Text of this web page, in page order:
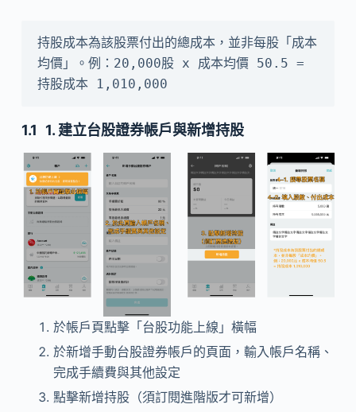
持股成本為該股票付出的總成本，並非每股「成本
均價」。例：20,000股 x 成本均價 50.5 =
持股成本 1,010,000
1. 建立台股證券帳戶與新增持股
於帳戶頁點擊「台股功能上線」橫幅
於新增手動台股證券帳戶的頁面，輸入帳戶名稱、
完成手續費與其他設定
點擊新增持股（須訂閱進階版才可新增）